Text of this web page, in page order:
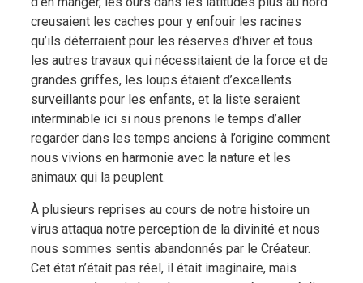
creusaient les caches pour y enfouir les racines
qu’ils déterraient pour les réserves d’hiver et tous
les autres travaux qui nécessitaient de la force et de
grandes griffes, les loups étaient d’excellents
surveillants pour les enfants, et la liste seraient
interminable ici si nous prenons le temps d’aller
regarder dans les temps anciens à l’origine comment
nous vivions en harmonie avec la nature et les
animaux qui la peuplent.
À plusieurs reprises au cours de notre histoire un
virus attaqua notre perception de la divinité et nous
nous sommes sentis abandonnés par le Créateur.
Cet état n’était pas réel, il était imaginaire, mais